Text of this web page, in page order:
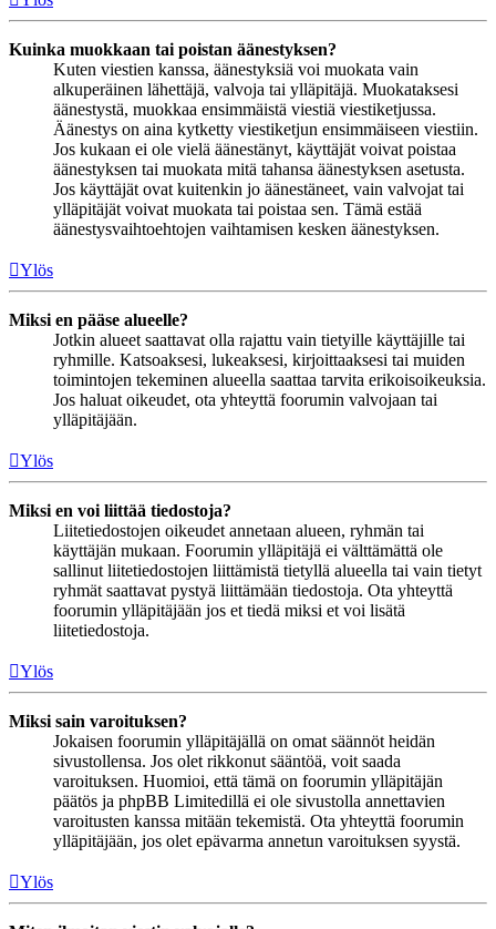
Kuinka muokkaan tai poistan äänestyksen?
Kuten viestien kanssa, äänestyksiä voi muokata vain
alkuperäinen lähettäjä, valvoja tai ylläpitäjä. Muokataksesi
äänestystä, muokkaa ensimmäistä viestiä viestiketjussa.
Äänestys on aina kytketty viestiketjun ensimmäiseen viestiin.
Jos kukaan ei ole vielä äänestänyt, käyttäjät voivat poistaa
äänestyksen tai muokata mitä tahansa äänestyksen asetusta.
Jos käyttäjät ovat kuitenkin jo äänestäneet, vain valvojat tai
ylläpitäjät voivat muokata tai poistaa sen. Tämä estää
äänestysvaihtoehtojen vaihtamisen kesken äänestyksen.
Ylös
Miksi en pääse alueelle?
Jotkin alueet saattavat olla rajattu vain tietyille käyttäjille tai
ryhmille. Katsoaksesi, lukeaksesi, kirjoittaaksesi tai muiden
toimintojen tekeminen alueella saattaa tarvita erikoisoikeuksia.
Jos haluat oikeudet, ota yhteyttä foorumin valvojaan tai
ylläpitäjään.
Ylös
Miksi en voi liittää tiedostoja?
Liitetiedostojen oikeudet annetaan alueen, ryhmän tai
käyttäjän mukaan. Foorumin ylläpitäjä ei välttämättä ole
sallinut liitetiedostojen liittämistä tietyllä alueella tai vain tietyt
ryhmät saattavat pystyä liittämään tiedostoja. Ota yhteyttä
foorumin ylläpitäjään jos et tiedä miksi et voi lisätä
liitetiedostoja.
Ylös
Miksi sain varoituksen?
Jokaisen foorumin ylläpitäjällä on omat säännöt heidän
sivustollensa. Jos olet rikkonut sääntöä, voit saada
varoituksen. Huomioi, että tämä on foorumin ylläpitäjän
päätös ja phpBB Limitedillä ei ole sivustolla annettavien
varoitusten kanssa mitään tekemistä. Ota yhteyttä foorumin
ylläpitäjään, jos olet epävarma annetun varoituksen syystä.
Ylös